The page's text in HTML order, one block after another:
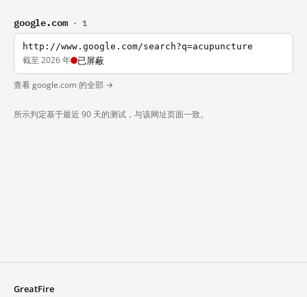
google.com · 1
http://www.google.com/search?q=acupuncture
截至 2026 年 已屏蔽
查看 google.com 的全部 →
所示判定基于最近 90 天的测试，与该网址页面一致。
GreatFire